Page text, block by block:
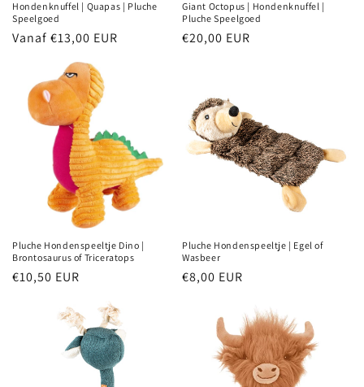
Hondenknuffel | Quapas | Pluche
Speelgoed
Normale
Vanaf €13,00 EUR
Giant Octopus | Hondenknuffel |
Pluche Speelgoed
Normale
€20,00 EUR
Pluche Hondenspeeltje Dino |
Brontosaurus of Triceratops
Normale
€10,50 EUR
Pluche Hondenspeeltje | Egel of
Wasbeer
Normale
€8,00 EUR